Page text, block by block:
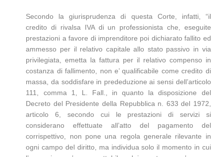
Secondo la giurisprudenza di questa Corte, infatti, “il
credito di rivalsa IVA di un professionista che, eseguite
prestazioni a favore di imprenditore poi dichiarato fallito ed
ammesso per il relativo capitale allo stato passivo in via
privilegiata, emetta la fattura per il relativo compenso in
costanza di fallimento, non e’ qualificabile come credito di
massa, da soddisfare in prededuzione ai sensi dell’articolo
111, comma 1, L. Fall., in quanto la disposizione del
Decreto del Presidente della Repubblica n. 633 del 1972,
articolo 6, secondo cui le prestazioni di servizi si
considerano effettuate all’atto del pagamento del
corrispettivo, non pone una regola generale rilevante in
ogni campo del diritto, ma individua solo il momento in cui